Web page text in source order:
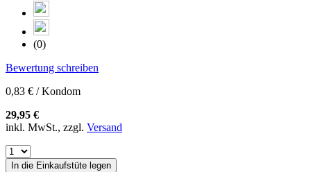
(0)
Bewertung schreiben
0,83 € / Kondom
29,95 €
inkl. MwSt., zzgl. Versand
In die Einkaufstüte legen